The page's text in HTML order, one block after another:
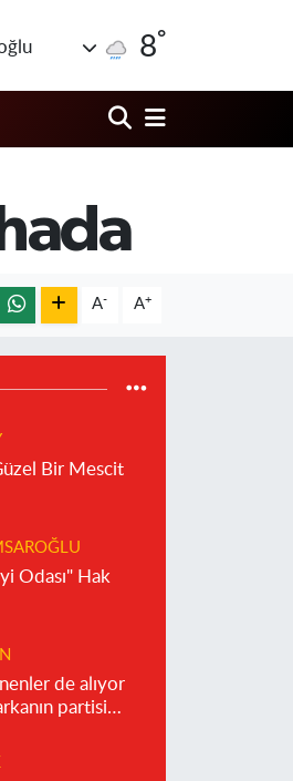
8°
A- A+
Bir Mescit
Odası" Hak
de alıyor
partisi